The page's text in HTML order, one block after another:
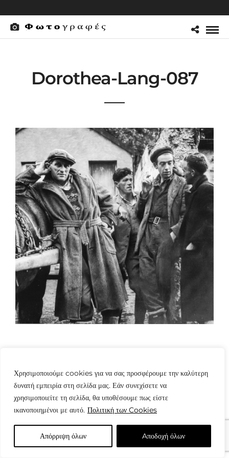
Χρησιμοποιούμε cookies για να σας προσφέρουμε την καλύτερη
δυνατή εμπειρία στη σελίδα μας. Εάν συνεχίσετε να
χρησιμοποιείτε τη σελίδα, θα υποθέσουμε πως είστε
ικανοποιημένοι με αυτό. Πολιτική των Cookies
Απόρριψη όλων Aποδοχή όλων
Dorothea-Lang-087
© Copyright: www.fotografes.gr - Δαμιανός Μωραΐτης